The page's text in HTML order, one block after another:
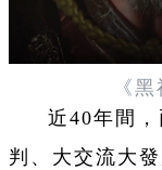
《
近40年間
判、大交流大